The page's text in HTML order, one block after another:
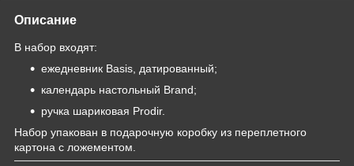
Описание
В набор входят:
ежедневник Basis, датированный;
календарь настольный Brand;
ручка шариковая Prodir.
Набор упакован в подарочную коробку из переплетного
картона с ложементом.